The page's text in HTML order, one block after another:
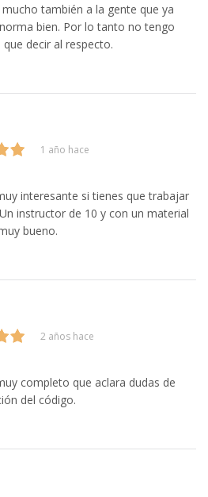
también a la gente que ya
bien. Por lo tanto no tengo
decir al respecto.
1 año hace
interesante si tienes que trabajar
instructor de 10 y con un material
bueno.
2 años hace
completo que aclara dudas de
del código.